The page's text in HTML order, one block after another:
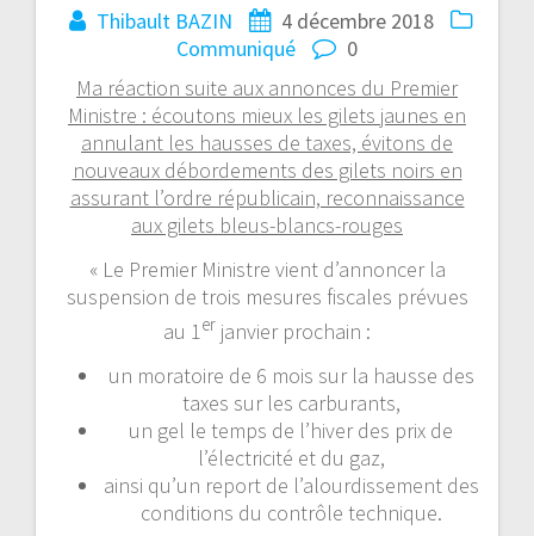
Thibault BAZIN
4 décembre 2018
Communiqué
0
Ma réaction suite aux annonces du Premier
Ministre : écoutons mieux les gilets jaunes en
annulant les hausses de taxes, évitons de
nouveaux débordements des gilets noirs en
assurant l’ordre républicain, reconnaissance
aux gilets bleus-blancs-rouges
« Le Premier Ministre vient d’annoncer la
suspension de trois mesures fiscales prévues
au 1er janvier prochain :
un moratoire de 6 mois sur la hausse des
taxes sur les carburants,
un gel le temps de l’hiver des prix de
l’électricité et du gaz,
ainsi qu’un report de l’alourdissement des
conditions du contrôle technique.